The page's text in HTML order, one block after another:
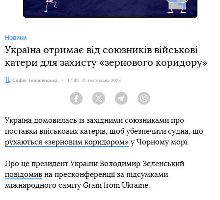
Новини
Україна отримає від союзників військові
катери для захисту «зернового коридору»
Автор:
Софія Телішевська Дата:
17:40, 25 листопада 2023
Facebook Twitter Telegram
Україна домовилась із західними союзниками про
поставки військових катерів, щоб убезпечити судна, що
рухаються «зерновим коридором» у Чорному морі.
Про це президент України Володимир Зеленський
повідомив на пресконференції за підсумками
міжнародного саміту Grain from Ukraine.